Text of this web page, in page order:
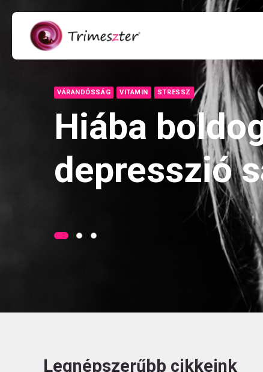
VÁRANDÓSSÁG VITAMIN STRESSZ
Hiába
depresszió
Legnépszerűbb cikkeink